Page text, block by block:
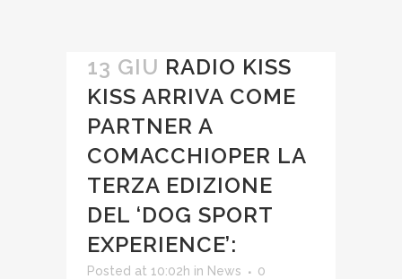
13 GIU RADIO KISS
KISS ARRIVA COME
PARTNER A
COMACCHIOPER LA
TERZA EDIZIONE
DEL ‘DOG SPORT
EXPERIENCE’:
Posted at 10:02h in News
0